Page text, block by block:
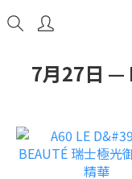
7月27日 —